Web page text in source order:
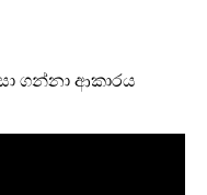
ගන්නා ආකාරය